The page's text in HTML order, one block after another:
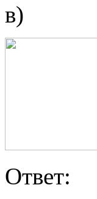
в)
Ответ: